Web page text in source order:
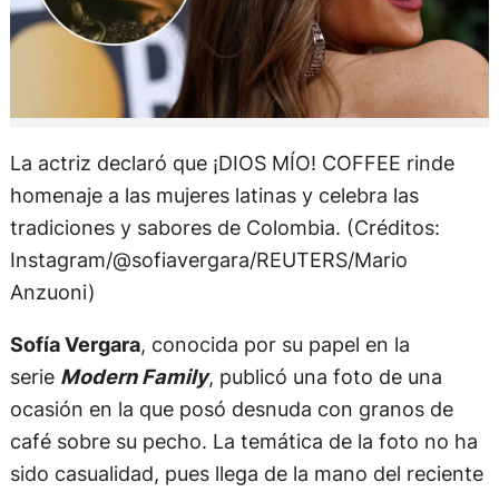
La actriz declaró que ¡DIOS MÍO! COFFEE rinde
homenaje a las mujeres latinas y celebra las
tradiciones y sabores de Colombia. (Créditos:
Instagram/@sofiavergara/REUTERS/Mario
Anzuoni)
Sofía Vergara, conocida por su papel en la
serie Modern Family, publicó una foto de una
ocasión en la que posó desnuda con granos de
café sobre su pecho. La temática de la foto no ha
sido casualidad, pues llega de la mano del reciente